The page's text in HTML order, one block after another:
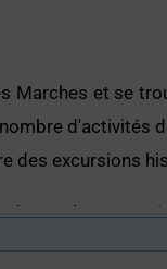
Marches et se
d'activités
des excursions
de nombreux
et